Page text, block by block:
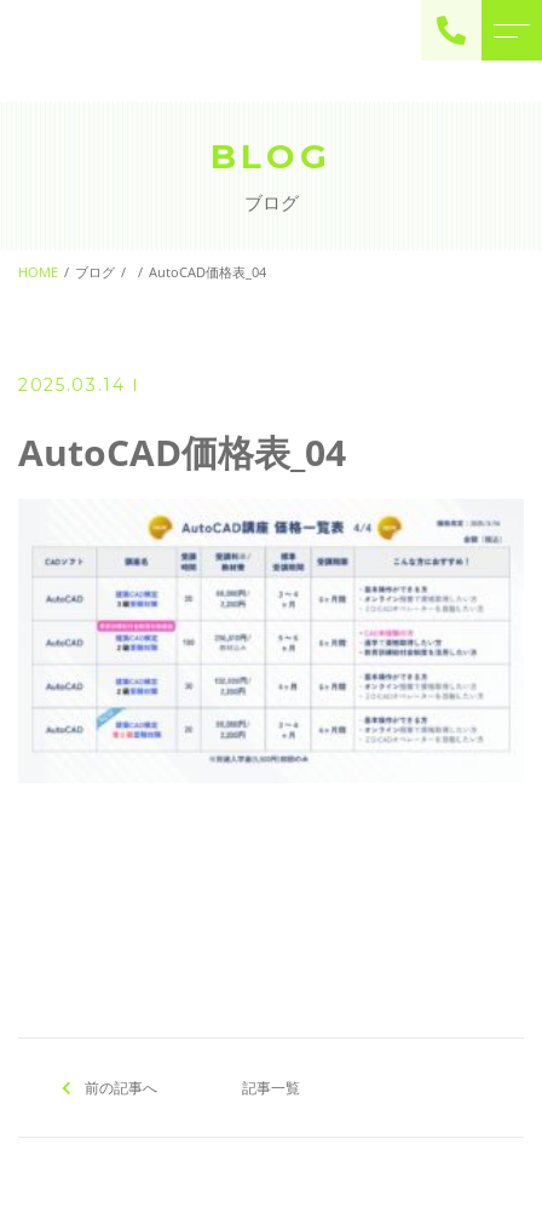
contact
BLOG
ブログ
HOME ブログ AutoCAD価格表_04
2025.03.14
AutoCAD価格表_04
前の記事へ 記事一覧